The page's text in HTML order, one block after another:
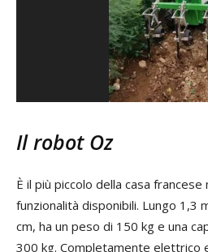
Il robot Oz
È il più piccolo della casa
funzionalità disponibili. Lungo 1,3
cm, ha un peso di 150 kg e una
300 kg. Completamente elettrico